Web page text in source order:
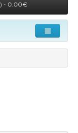
- 0.00€